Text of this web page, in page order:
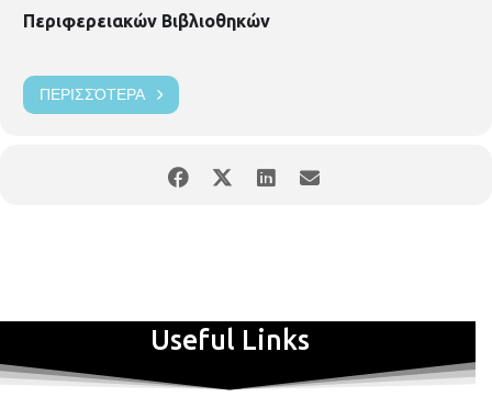
Περιφερειακών Βιβλιοθηκών
ΠΕΡΙΣΣΌΤΕΡΑ
Useful Links